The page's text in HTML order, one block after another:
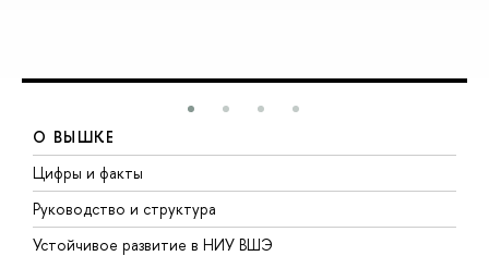
О ВЫШКЕ
Цифры и факты
Руководство и структура
Устойчивое развитие в НИУ ВШЭ